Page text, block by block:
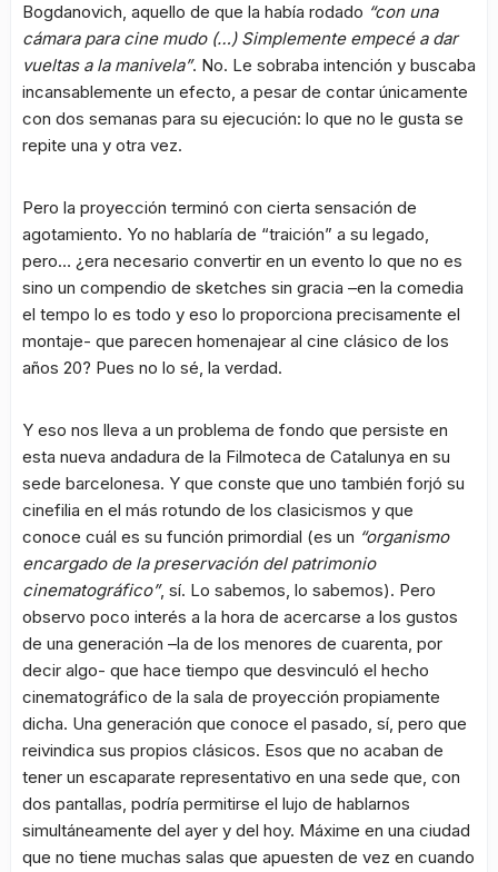
Bogdanovich, aquello de que la había rodado “con una
cámara para cine mudo (…) Simplemente empecé a dar
vueltas a la manivela”. No. Le sobraba intención y buscaba
incansablemente un efecto, a pesar de contar únicamente
con dos semanas para su ejecución: lo que no le gusta se
repite una y otra vez.
Pero la proyección terminó con cierta sensación de
agotamiento. Yo no hablaría de “traición” a su legado,
pero… ¿era necesario convertir en un evento lo que no es
sino un compendio de sketches sin gracia –en la comedia
el tempo lo es todo y eso lo proporciona precisamente el
montaje- que parecen homenajear al cine clásico de los
años 20? Pues no lo sé, la verdad.
Y eso nos lleva a un problema de fondo que persiste en
esta nueva andadura de la Filmoteca de Catalunya en su
sede barcelonesa. Y que conste que uno también forjó su
cinefilia en el más rotundo de los clasicismos y que
conoce cuál es su función primordial (es un “organismo
encargado de la preservación del patrimonio
cinematográfico”, sí. Lo sabemos, lo sabemos). Pero
observo poco interés a la hora de acercarse a los gustos
de una generación –la de los menores de cuarenta, por
decir algo- que hace tiempo que desvinculó el hecho
cinematográfico de la sala de proyección propiamente
dicha. Una generación que conoce el pasado, sí, pero que
reivindica sus propios clásicos. Esos que no acaban de
tener un escaparate representativo en una sede que, con
dos pantallas, podría permitirse el lujo de hablarnos
simultáneamente del ayer y del hoy. Máxime en una ciudad
que no tiene muchas salas que apuesten de vez en cuando